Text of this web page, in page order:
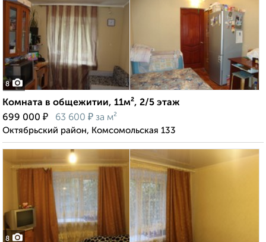
8
Комната в общежитии, 11м², 2/5 этаж
699 000 ₽ 63 600 ₽ за м²
Октябрьский район, Комсомольская 133
8